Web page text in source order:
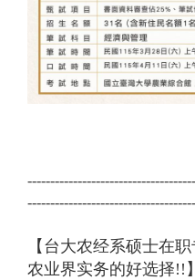
【台大农经系硕士在
农业界实务的好选择!!】